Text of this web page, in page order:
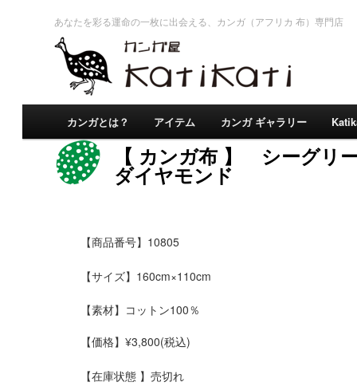
あなたを彩る運命の一枚に出会える、カンガ（アフリカ 布）専門店
カンガとは？ アイテム カンガ ギャラリー
【 カンガ布 】 シーグ
ダイヤモンド
【商品番号】10805
【サイズ】160cm×110cm
【素材】コットン100％
コットン100%
肌触りのよさ、安心感
然の繊維です。吸水性に優れていて、夏は涼しく冬には暖か
【価格】 ¥3,800(税込)
【在庫状態 】売切れ